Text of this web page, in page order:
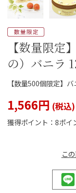
【営
お問
【数量限定
の）バニラ
【数量500個限定】
1,566円
獲得ポイント： 8ポイ
こ